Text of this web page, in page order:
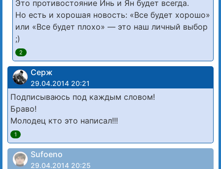
Это противостояние Инь и Ян будет всегда.
Но есть и хорошая новость: «Все будет хорошо»
или «Все будет плохо» — это наш личный выбор
;)
2
Серж
29.04.2014 20:21
Подписываюсь под каждым словом!
Браво!
Молодец кто это написал!!!
1
Sufoeno
29.04.2014 20:25